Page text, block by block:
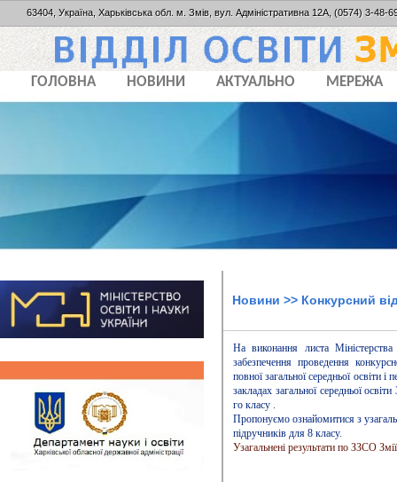
63404, Україна, Харьківська обл. м. Змів, вул. Адміністративна 12А, (0574) 3-48-
ГОЛОВНА НОВИНИ АКТУАЛЬНО МЕРЕЖА
Новини >> Конкурсний
На виконання листа
забезпечення проведення
повної загальної середньої освіти
закладах загальної середньої
го класу .
Пропонуємо ознайомитися з
підручників для 8 класу.
Узагальнені результати по ЗЗСО